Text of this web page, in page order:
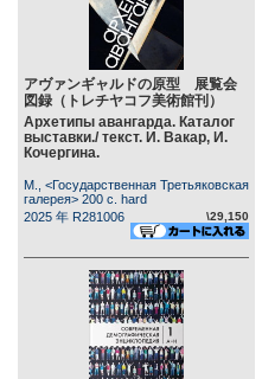
アヴァンギャルドの原型 展覧会
図録（トレチヤコフ美術館刊）
Архетипы авангарда. Каталог
выставки./ текст. И. Вакар, И.
Кочергина.
М., <Государственная Третьяковская
галерея> 200 c. hard
2025 年 R281006
\29,150